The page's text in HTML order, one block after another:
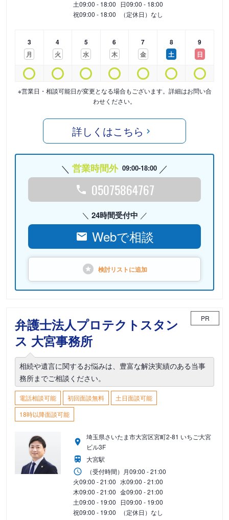
土09:00 - 18:00 日09:00 - 18:00
祝09:00 - 18:00 （定休日）なし
3
月
4
火
5
水
6
木
7
金
8
土
9
日
※営業日・相談可能日が変更となる場合もございます。詳細はお問い合
わせください。
詳しくはこちら
営業時間外 09:00-18:00
05075864767
24時間受付中
Webで相談
検討リストに追加
弁護士法人プロテクトスタン
ス 大宮事務所
PR
相続や遺言に関するお悩みは、豊富な解決実績のある当事
務所までご相談ください。
電話相談可能 初回面談無料
土日面談可能
18時以降面談可能
埼玉県さいたま市大宮区宮町2-81 いちご大宮
ビル3F
大宮駅
（受付時間） 月09:00 - 21:00
火09:00 - 21:00 水09:00 - 21:00
木09:00 - 21:00 金09:00 - 21:00
土09:00 - 19:00 日09:00 - 19:00
祝09:00 - 19:00 （定休日）なし